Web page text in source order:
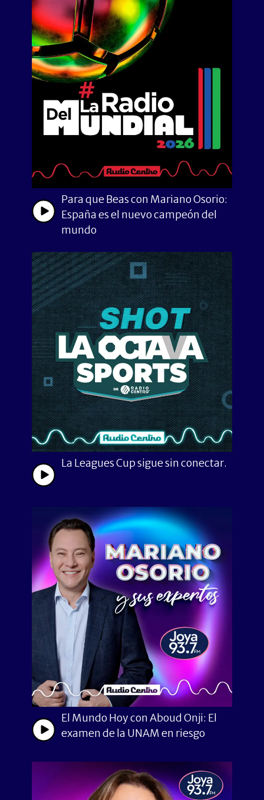
Para que Beas con Mariano Osorio:
España es el nuevo campeón del
mundo
La Leagues Cup sigue sin conectar.
El Mundo Hoy con Aboud Onji: El
examen de la UNAM en riesgo